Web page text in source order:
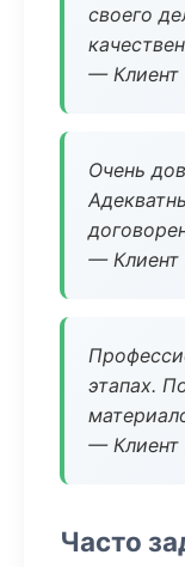
своего
— Клиент
Очень
— Клиент
этапах.
— Клиент
Часто